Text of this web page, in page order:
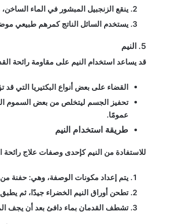
ينقع الزنجبيل المبشور في الماء
يستخدم السائل الناتج كمرهم طبيعي
5. النيم
قد يساعد استخدام النيم على مقاومة رائحة
القضاء على بعض أنواع البكتيريا التي
تحفيز الجسم ليتخلص من بعض السموم
عمومًا.
طريقة استخدام النيم
للاستفادة من النيم كإحدى وصفات علاج رائحة
يتم إعداد مكونات الوصفة، وهي: حفنة من
تطحن أوراق النيم الخضراء جيدًا، ثم
تشطف القدمان بماء دافئ بعد أن يجف